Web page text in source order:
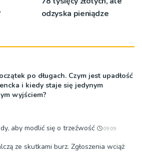
odzyska pieniądze
po długach. Czym jest upadłość
i kiedy staje się jedynym
wyjściem?
aby modlić się o trzeźwość 09:09
ze skutkami burz. Zgłoszenia wciąż